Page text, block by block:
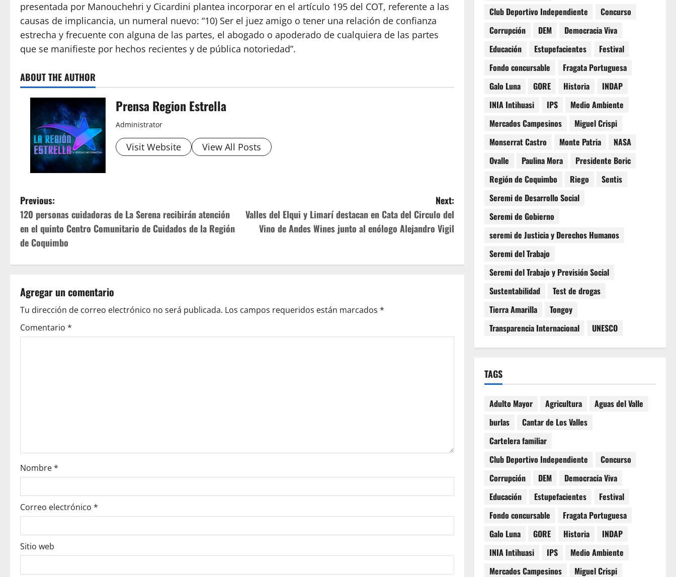
presentada por Manouchehri y Cicardini plantea incorporar en el artículo 195 del COT, referente a las
causas de implicancia, un numeral nuevo: “10) Ser el juez amigo o tener una relación de confianza
estrecha y frecuente con alguna de las partes, el abogado o apoderado de cualquiera de las partes
que se manifieste por hechos recientes y de pública notoriedad”.
ABOUT THE AUTHOR
Prensa Region Estrella
Administrator
Visit Website View All Posts
P
o
s
t
n
a
v
o
n
Previous:
120 personas cuidadoras de La Serena recibirán atención
en el quinto Centro Comunitario de Cuidados de la Región
de Coquimbo
Next:
Valles del Elqui y Limarí destacan en Cata del Circulo del
Vino de Andes Wines junto al enólogo Alejandro Vigil
Agregar un comentario
Tu dirección de correo electrónico no será publicada. Los campos requeridos están marcados *
Comentario *
Nombre*
Correo electrónico *
Sitio web
Club Deportivo Independiente
Concurso
Corrupción
DEM
Democracia Viva
Educación
Estupefacientes
Festival
Fondo concursable
Fragata Portuguesa
Galo Luna
GORE Historia
INDAP
INIA Intihuasi
IPS
Medio Ambiente
Mercados Campesinos
Miguel Crispi
Monserrat Castro
Monte Patria
NASA
Ovalle
Paulina Mora
Presidente Boric
Región de Coquimbo
Riego
Sentis
Seremi de Desarrollo Social
Seremi de Gobierno
seremi de Justicia y Derechos Humanos
Seremi del Trabajo
Seremi del Trabajo y Previsión Social
Sustentabilidad
Test de drogas
Tierra Amarilla
Tongoy
Transparencia Internacional
UNESCO
TAGS
Adulto Mayor Agricultura
Aguas del Valle
burlas
Cantar de Los Valles
Cartelera familiar
Club Deportivo Independiente
Concurso
Corrupción
DEM
Democracia Viva
Educación
Estupefacientes
Festival
Fondo concursable
Fragata Portuguesa
Galo Luna
GORE Historia
INDAP
INIA Intihuasi
IPS
Medio Ambiente
Mercados Campesinos
Miguel Crispi